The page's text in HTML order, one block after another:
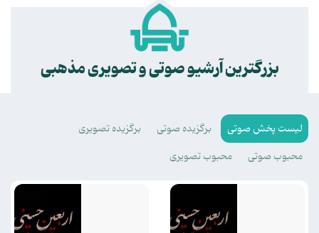
.
بزرگترین آرشیو صوتی و تصویری مذهبی
لیست پخش صوتی برگزیده صوتی
برگزیده تصویری
محبوب صوتی
محبوب تصویری